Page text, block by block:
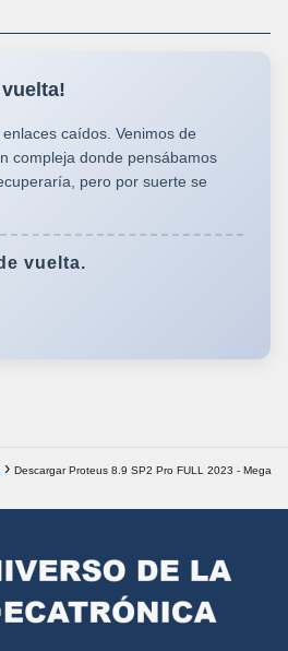
vuelta!
caídos. Venimos de
compleja donde pensábamos
pero por suerte se
vuelta.
Descargar Proteus 8.9 SP2 Pro FULL 2023 - Mega